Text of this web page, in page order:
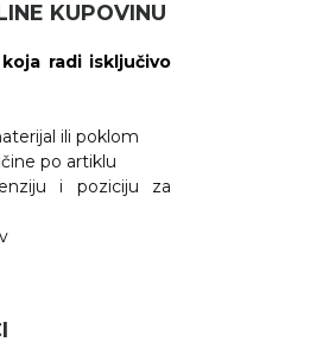
KUPOVINU
radi isključivo
ili poklom
po artiklu
i poziciju za